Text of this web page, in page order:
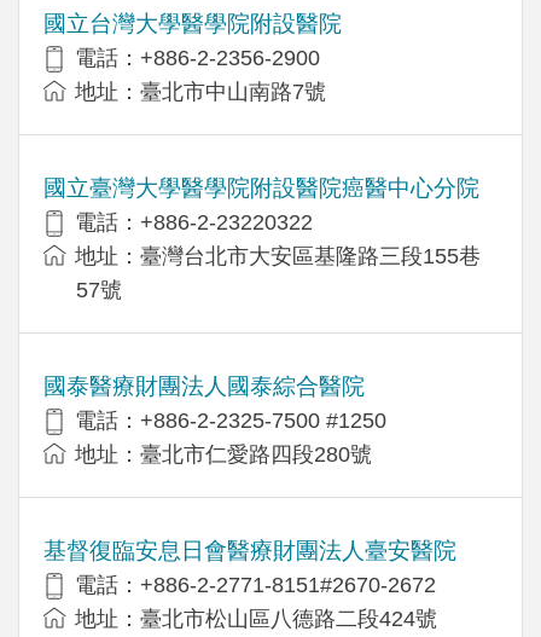
國立台灣大學醫學院附設醫院
電話：+886-2-2356-2900
地址：臺北市中山南路7號
國立臺灣大學醫學院附設醫院癌醫中心分院
電話：+886-2-23220322
地址：臺灣台北市大安區基隆路三段155巷
57號
國泰醫療財團法人國泰綜合醫院
電話：+886-2-2325-7500 #1250
地址：臺北市仁愛路四段280號
基督復臨安息日會醫療財團法人臺安醫院
電話：+886-2-2771-8151#2670-2672
地址：臺北市松山區八德路二段424號